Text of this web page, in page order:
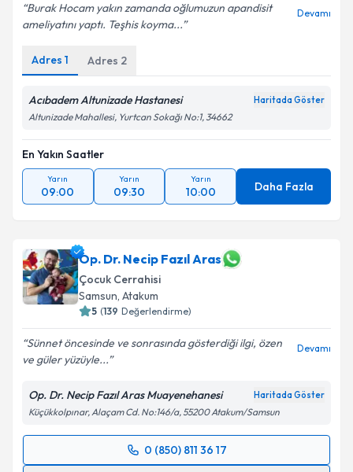
Metni'ni okudum ve kişisel verilerimin belirtilen
kapsamda işlenmesini kabul ediyorum.
Takvim Talebini Gönder
Burak Hocam yakın zamanda oğlumuzun apandisit
ameliyatını yaptı. Teşhis koyma...
Devamı
Adres 1 Adres 2
Acıbadem Altunizade Hastanesi Haritada Göster
Altunizade Mahallesi, Yurtcan Sokağı No:1, 34662
En Yakın Saatler
Yarın
09:00
Yarın
09:30
Yarın
10:00 Daha Fazla
Op. Dr. Necip Fazıl Aras
Çocuk Cerrahisi
Samsun, Atakum
5 (139 Değerlendirme)
Sünnet öncesinde ve sonrasında gösterdiği ilgi, özen
ve güler yüzüyle...
Devamı
Op. Dr. Necip Fazıl Aras Muayenehanesi Haritada Göster
Küçükkolpınar, Alaçam Cd. No:146/a, 55200 Atakum/Samsun
0 (850) 811 36 17
Randevu Takvimi Talebi